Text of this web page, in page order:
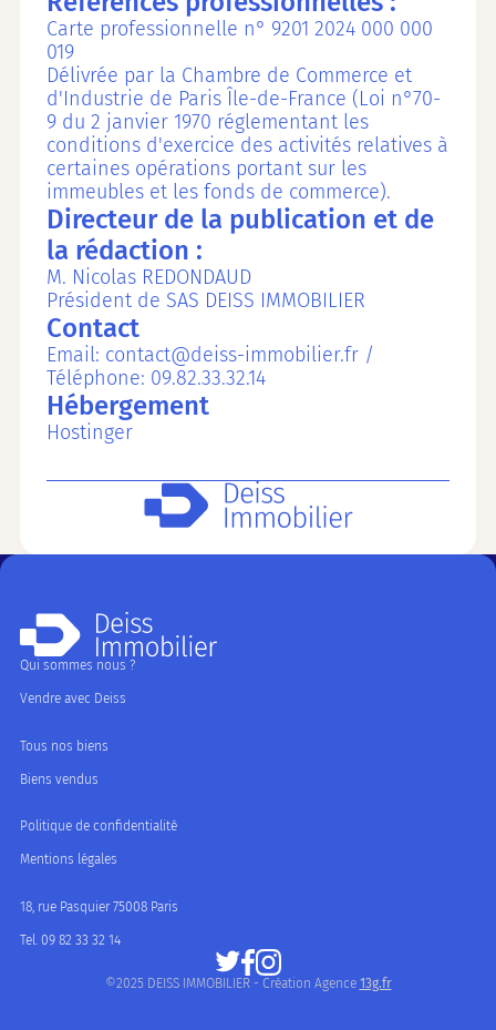
Carte professionnelle n° 9201 2024 000 000
019
Délivrée par la Chambre de Commerce et
d'Industrie de Paris Île-de-France (Loi n°70-
9 du 2 janvier 1970 réglementant les
conditions d'exercice des activités relatives à
certaines opérations portant sur les
immeubles et les fonds de commerce).
Directeur de la publication et de
la rédaction :
M. Nicolas REDONDAUD
Président de SAS DEISS IMMOBILIER
Contact
Email: contact@deiss-immobilier.fr /
Téléphone: 09.82.33.32.14
Hébergement
Hostinger
Qui sommes nous ?
Vendre avec Deiss
Tous nos biens
Biens vendus
Politique de confidentialité
Mentions légales
18, rue Pasquier 75008 Paris
Tel. 09 82 33 32 14
©2025 DEISS IMMOBILIER - Création Agence 13g.fr